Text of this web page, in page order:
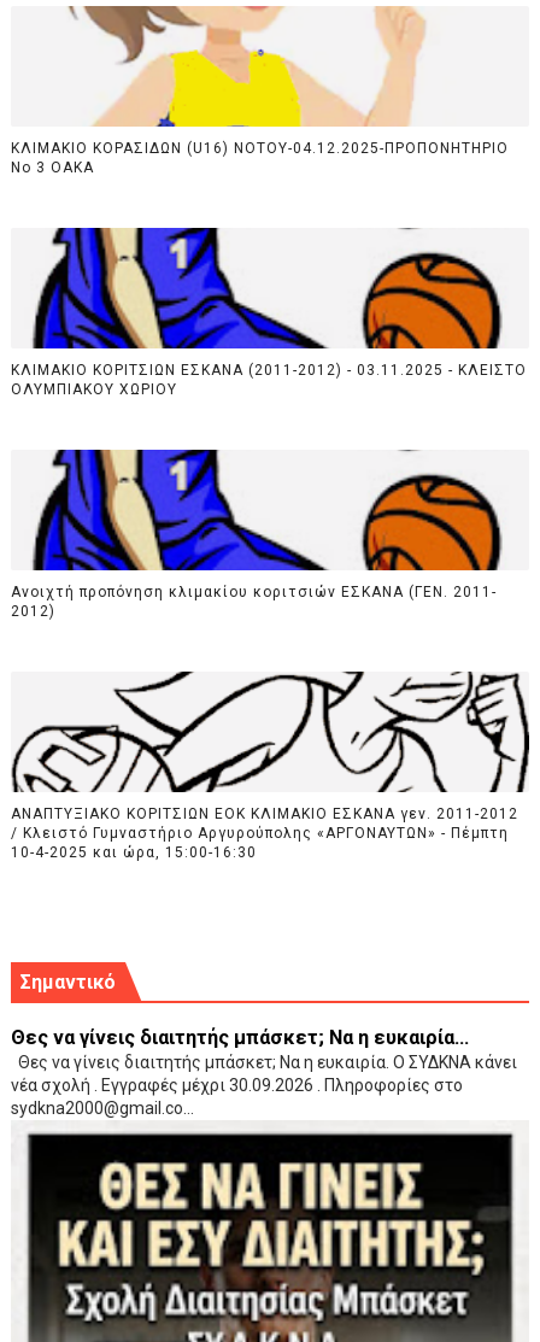
ΚΛΙΜΑΚΙΟ ΚΟΡΑΣΙΔΩΝ (U16) NOTOY-04.12.2025-ΠΡΟΠΟΝΗΤΗΡΙΟ
Νο 3 ΟΑΚΑ
ΚΛΙΜΑΚΙΟ ΚΟΡΙΤΣΙΩΝ ΕΣΚΑΝΑ (2011-2012) - 03.11.2025 - ΚΛΕΙΣΤΟ
ΟΛΥΜΠΙΑΚΟΥ ΧΩΡΙΟΥ
Ανοιχτή προπόνηση κλιμακίου κοριτσιών ΕΣΚΑΝΑ (ΓΕΝ. 2011-
2012)
ΑΝΑΠΤΥΞΙΑΚΟ ΚΟΡΙΤΣΙΩΝ ΕΟΚ ΚΛΙΜΑΚΙΟ ΕΣΚΑΝΑ γεν. 2011-2012
/ Κλειστό Γυμναστήριο Αργυρούπολης «ΑΡΓΟΝΑΥΤΩΝ» - Πέμπτη
10-4-2025 και ώρα, 15:00-16:30
Σημαντικό
Θες να γίνεις διαιτητής μπάσκετ; Να η ευκαιρία...
Θες να γίνεις διαιτητής μπάσκετ; Να η ευκαιρία. Ο ΣΥΔΚΝΑ κάνει
νέα σχολή . Εγγραφές μέχρι 30.09.2026 . Πληροφορίες στο
sydkna2000@gmail.co...